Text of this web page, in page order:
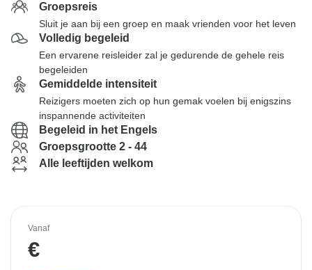
Groepsreis
Sluit je aan bij een groep en maak vrienden voor het leven
Volledig begeleid
Een ervarene reisleider zal je gedurende de gehele reis
begeleiden
Gemiddelde intensiteit
Reizigers moeten zich op hun gemak voelen bij enigszins
inspannende activiteiten
Begeleid in het Engels
Groepsgrootte 2 - 44
Alle leeftijden welkom
Vanaf
€